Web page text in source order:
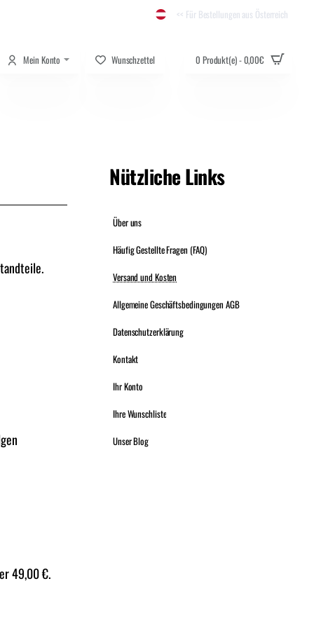
<< Für Bestellungen aus Österreich
Mein Konto Wunschzettel 0 Produkt(e) - 0,00€
49,00 €.
Nützliche Links
Über uns
Häufig Gestellte Fragen (FAQ)
Versand und Kosten
Allgemeine Geschäftsbedingungen AGB
Datenschutzerklärung
Kontakt
Ihr Konto
Ihre Wunschliste
Unser Blog